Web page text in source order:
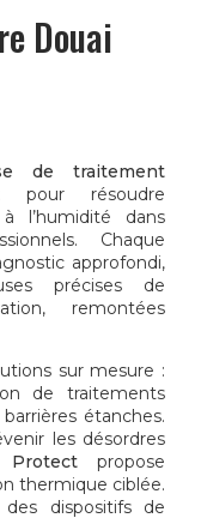
Douai
de traitement
pour résoudre
l’humidité dans
Chaque
approfondi,
précises de
remontées
sur mesure :
de traitements
étanches.
les désordres
Protect propose
thermique ciblée.
dispositifs de